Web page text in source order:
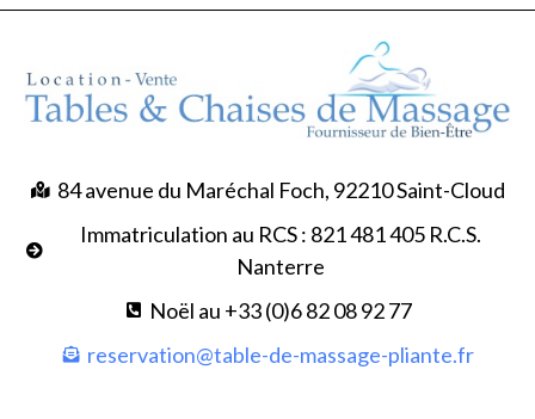
84 avenue du Maréchal Foch, 92210 Saint-Cloud
Immatriculation au RCS : 821 481 405 R.C.S.
Nanterre
Noël au +33 (0)6 82 08 92 77
reservation@table-de-massage-pliante.fr